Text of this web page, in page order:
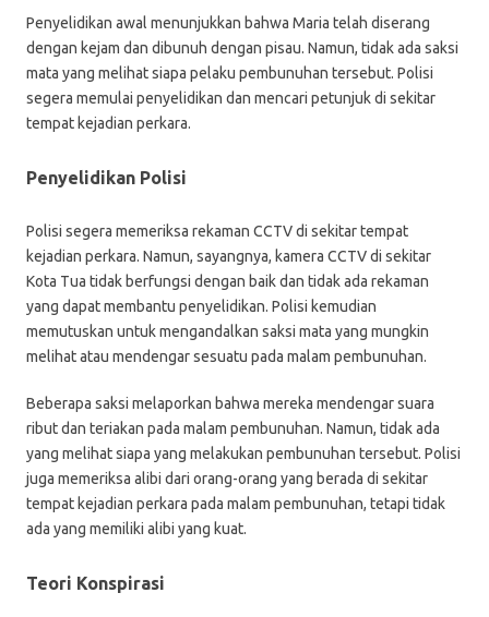
Penyelidikan awal menunjukkan bahwa Maria telah diserang
dengan kejam dan dibunuh dengan pisau. Namun, tidak ada saksi
mata yang melihat siapa pelaku pembunuhan tersebut. Polisi
segera memulai penyelidikan dan mencari petunjuk di sekitar
tempat kejadian perkara.
Penyelidikan Polisi
Polisi segera memeriksa rekaman CCTV di sekitar tempat
kejadian perkara. Namun, sayangnya, kamera CCTV di sekitar
Kota Tua tidak berfungsi dengan baik dan tidak ada rekaman
yang dapat membantu penyelidikan. Polisi kemudian
memutuskan untuk mengandalkan saksi mata yang mungkin
melihat atau mendengar sesuatu pada malam pembunuhan.
Beberapa saksi melaporkan bahwa mereka mendengar suara
ribut dan teriakan pada malam pembunuhan. Namun, tidak ada
yang melihat siapa yang melakukan pembunuhan tersebut. Polisi
juga memeriksa alibi dari orang-orang yang berada di sekitar
tempat kejadian perkara pada malam pembunuhan, tetapi tidak
ada yang memiliki alibi yang kuat.
Teori Konspirasi